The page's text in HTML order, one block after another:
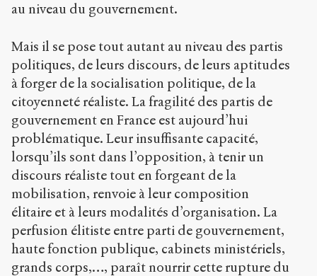
au niveau du gouvernement.
Mais il se pose tout autant au niveau des partis
politiques, de leurs discours, de leurs aptitudes
à forger de la socialisation politique, de la
citoyenneté réaliste. La fragilité des partis de
gouvernement en France est aujourd’hui
problématique. Leur insuffisante capacité,
lorsqu’ils sont dans l’opposition, à tenir un
discours réaliste tout en forgeant de la
mobilisation, renvoie à leur composition
élitaire et à leurs modalités d’organisation. La
perfusion élitiste entre parti de gouvernement,
haute fonction publique, cabinets ministériels,
grands corps,…, paraît nourrir cette rupture du